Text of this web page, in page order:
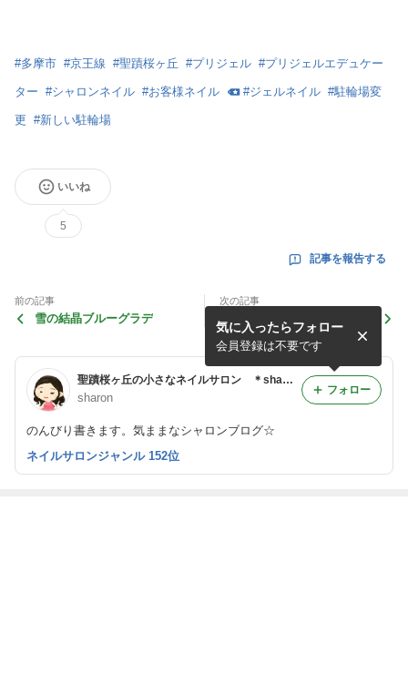
#多摩市 #京王線 #聖蹟桜ヶ丘 #プリジェル #プリジェルエデュケー
ター #シャロンネイル #お客様ネイル #ジェルネイル #駐輪場変
更 #新しい駐輪場
いいね
5
記事を報告する
前の記事
雪の結晶ブルーグラデ
次の記事
モカツイードフレンチ
聖蹟桜ヶ丘の小さなネイルサロン ＊sharon nail＊
sharon
のんびり書きます。気ままなシャロンブログ☆
気に入ったらフォロー
会員登録は不要です
フォロー
ネイルサロンジャンル 152位